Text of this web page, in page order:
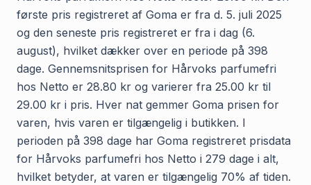
første pris registreret af Goma er fra d. 5. juli 2025
og den seneste pris registreret er fra i dag (6.
august), hvilket dækker over en periode på 398
dage. Gennemsnitsprisen for Hårvoks parfumefri
hos Netto er 28.80 kr og varierer fra 25.00 kr til
29.00 kr i pris. Hver nat gemmer Goma prisen for
varen, hvis varen er tilgængelig i butikken. I
perioden på 398 dage har Goma registreret prisdata
for Hårvoks parfumefri hos Netto i 279 dage i alt,
hvilket betyder, at varen er tilgængelig 70% af tiden.